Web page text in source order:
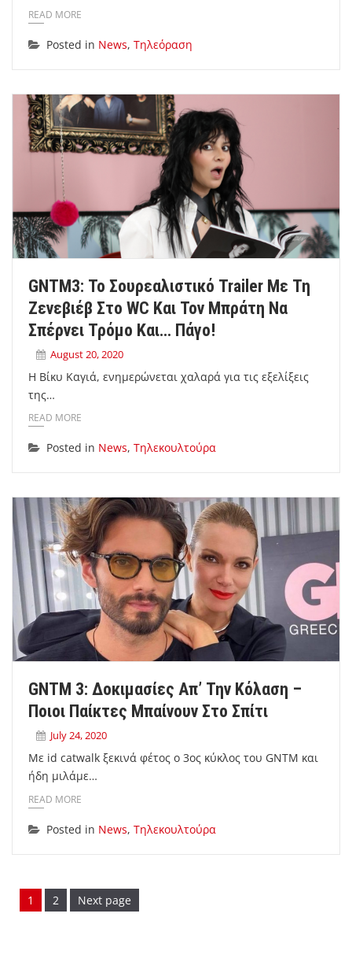
READ MORE
Posted in News, Τηλεόραση
GNTM3: Το Σουρεαλιστικό Trailer Με Τη
Ζενεβιέβ Στο WC Και Τον Μπράτη Να
Σπέρνει Τρόμο Και… Πάγο!
August 20, 2020
Η Βίκυ Καγιά, ενημερώνεται χαλαρά για τις εξελίξεις
της…
READ MORE
Posted in News, Τηλεκουλτούρα
GNTM 3: Δοκιμασίες Απ’ Την Κόλαση –
Ποιοι Παίκτες Μπαίνουν Στο Σπίτι
July 24, 2020
Με id catwalk ξεκινά φέτος ο 3ος κύκλος του GNTM και
ήδη μιλάμε…
READ MORE
Posted in News, Τηλεκουλτούρα
Page
1 Page
2 Next page